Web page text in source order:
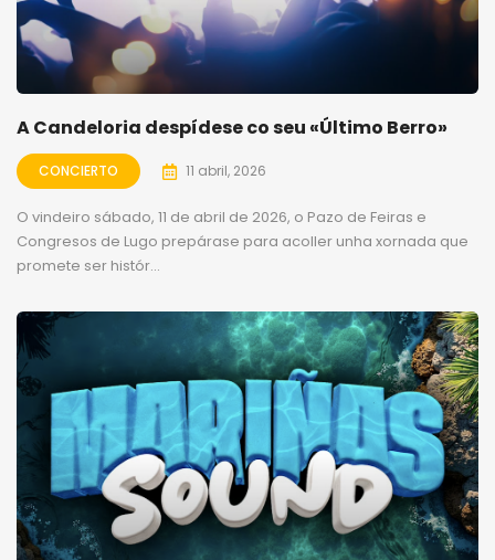
A Candeloria despídese co seu «Último Berro»
CONCIERTO 11 abril, 2026
O vindeiro sábado, 11 de abril de 2026, o Pazo de Feiras e
Congresos de Lugo prepárase para acoller unha xornada que
promete ser histór...